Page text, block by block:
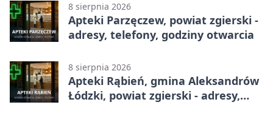
8 sierpnia 2026
Apteki Parzęczew, powiat zgierski -
adresy, telefony, godziny otwarcia
8 sierpnia 2026
Apteki Rąbień, gmina Aleksandrów
Łódzki, powiat zgierski - adresy,